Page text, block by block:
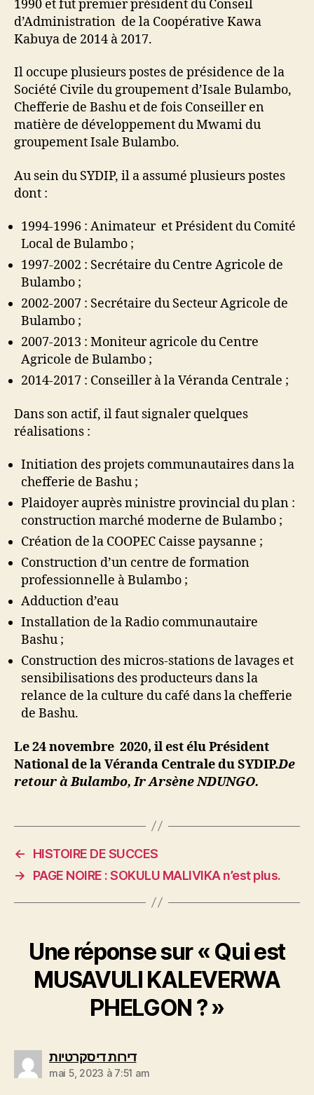
1990 et fut premier président du Conseil
d’Administration de la Coopérative Kawa
Kabuya de 2014 à 2017.
Il occupe plusieurs postes de présidence de la
Société Civile du groupement d’Isale Bulambo,
Chefferie de Bashu et de fois Conseiller en
matière de développement du Mwami du
groupement Isale Bulambo.
Au sein du SYDIP, il a assumé plusieurs postes
dont :
1994-1996 : Animateur et Président du Comité
Local de Bulambo ;
1997-2002 : Secrétaire du Centre Agricole de
Bulambo ;
2002-2007 : Secrétaire du Secteur Agricole de
Bulambo ;
2007-2013 : Moniteur agricole du Centre
Agricole de Bulambo ;
2014-2017 : Conseiller à la Véranda Centrale ;
Dans son actif, il faut signaler quelques
réalisations :
Initiation des projets communautaires dans la
chefferie de Bashu ;
Plaidoyer auprès ministre provincial du plan :
construction marché moderne de Bulambo ;
Création de la COOPEC Caisse paysanne ;
Construction d’un centre de formation
professionnelle à Bulambo ;
Adduction d’eau
Installation de la Radio communautaire
Bashu ;
Construction des micros-stations de lavages et
sensibilisations des producteurs dans la
relance de la culture du café dans la chefferie
de Bashu.
Le 24 novembre 2020, il est élu Président
National de la Véranda Centrale du SYDIP.De
retour à Bulambo, Ir Arsène NDUNGO.
←
HISTOIRE DE SUCCES
→
PAGE NOIRE : SOKULU MALIVIKA n’est plus.
Une réponse sur « Qui est
MUSAVULI KALEVERWA
PHELGON ? »
דירות דיסקרטיות
mai 5, 2023 à 7:51 am